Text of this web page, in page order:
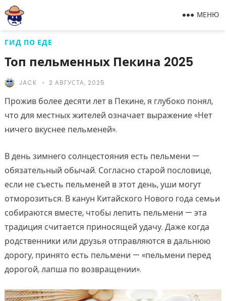
МЕНЮ
ГИД ПО ЕДЕ
Топ пельменных Пекина 2025
JACK 2 АВГУСТА, 2025
Прожив более десяти лет в Пекине, я глубоко понял,
что для местных жителей означает выражение «Нет
ничего вкуснее пельменей».
В день зимнего солнцестояния есть пельмени —
обязательный обычай. Согласно старой пословице,
если не съесть пельменей в этот день, уши могут
отморозиться. В канун Китайского Нового года семьи
собираются вместе, чтобы лепить пельмени — эта
традиция считается приносящей удачу. Даже когда
родственники или друзья отправляются в дальнюю
дорогу, принято есть пельмени — «пельмени перед
дорогой, лапша по возвращении».